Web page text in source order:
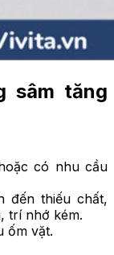
sâm tăng
có nhu cầu
đến thiếu chất,
trí nhớ kém.
ốm vặt.